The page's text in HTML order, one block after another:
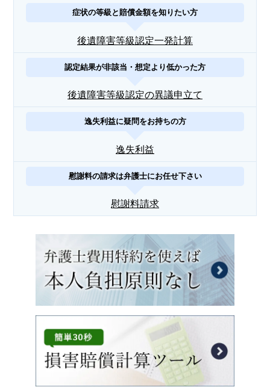
症状の等級と賠償金額を知りたい方
後遺障害等級認定一発計算
認定結果が非該当・想定より低かった方
後遺障害等級認定の異議申立て
逸失利益に疑問をお持ちの方
逸失利益
慰謝料の請求は弁護士にお任せ下さい
慰謝料請求